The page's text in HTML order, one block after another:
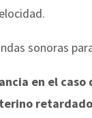
sonoras
en el caso